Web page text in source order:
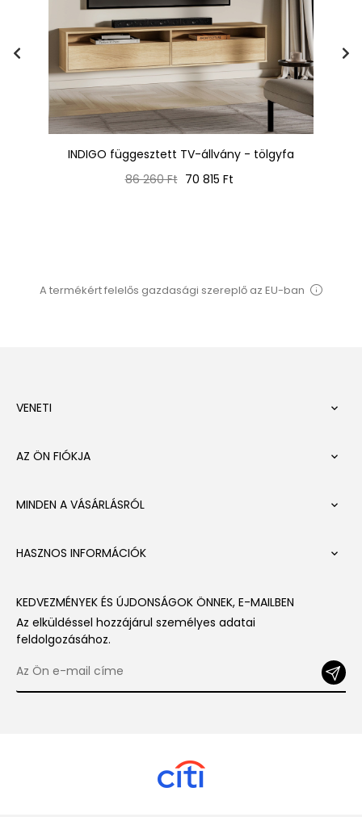
INDIGO függesztett TV-állvány - tölgyfa
Normál
86 260 Ft Ár
70 815 Ft
A termékért felelős gazdasági szereplő az EU-ban
VENETI 
AZ ÖN FIÓKJA 
MINDEN A VÁSÁRLÁSRÓL 
HASZNOS INFORMÁCIÓK 
KEDVEZMÉNYEK ÉS ÚJDONSÁGOK ÖNNEK, E-MAILBEN
Az elküldéssel hozzájárul személyes adatai
feldolgozásához.